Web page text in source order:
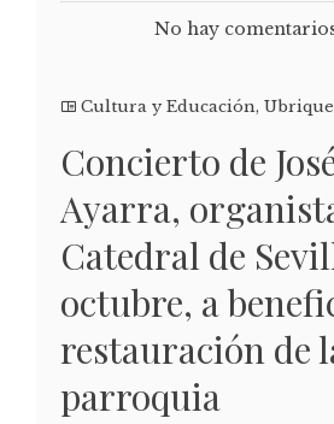
No hay
Cultura y Educación, Ubrique
Concierto de
Ayarra,
Catedral de
octubre, a
restauración de
parroquia